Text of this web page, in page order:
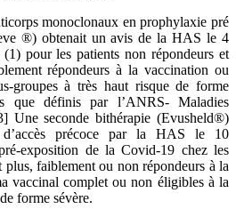
monoclonaux en prophylaxie pré
®) obtenait un avis de la HAS le 4
pour les patients non répondeurs et
répondeurs à la vaccination ou
groupes à très haut risque de forme
que définis par l’ANRS- Maladies
Une seconde bithérapie (Evusheld®)
d’accès précoce par la HAS le 10
exposition de la Covid-19 chez les
plus, faiblement ou non répondeurs à la
vaccinal complet ou non éligibles à la
forme sévère.